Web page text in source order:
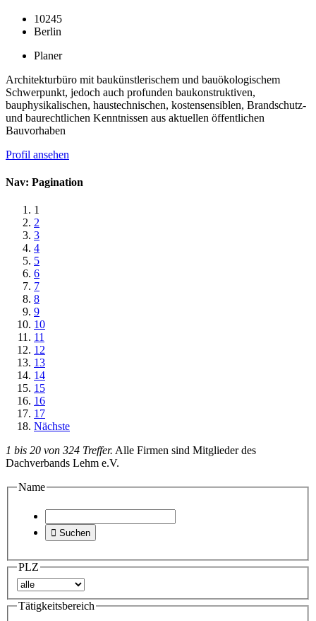
10245
Berlin
Planer
Architekturbüro mit baukünstlerischem und bauökologischem
Schwerpunkt, jedoch auch profunden baukonstruktiven,
bauphysikalischen, haustechnischen, kostensensiblen, Brandschutz-
und baurechtlichen Kenntnissen aus aktuellen öffentlichen
Bauvorhaben
Profil ansehen
Nav: Pagination
1
2
3
4
5
6
7
8
9
10
11
12
13
14
15
16
17
Nächste
1 bis 20 von 324 Treffer. Alle Firmen sind Mitglieder des
Dachverbands Lehm e.V.
Name
 Suchen
PLZ
Tätigkeitsbereich